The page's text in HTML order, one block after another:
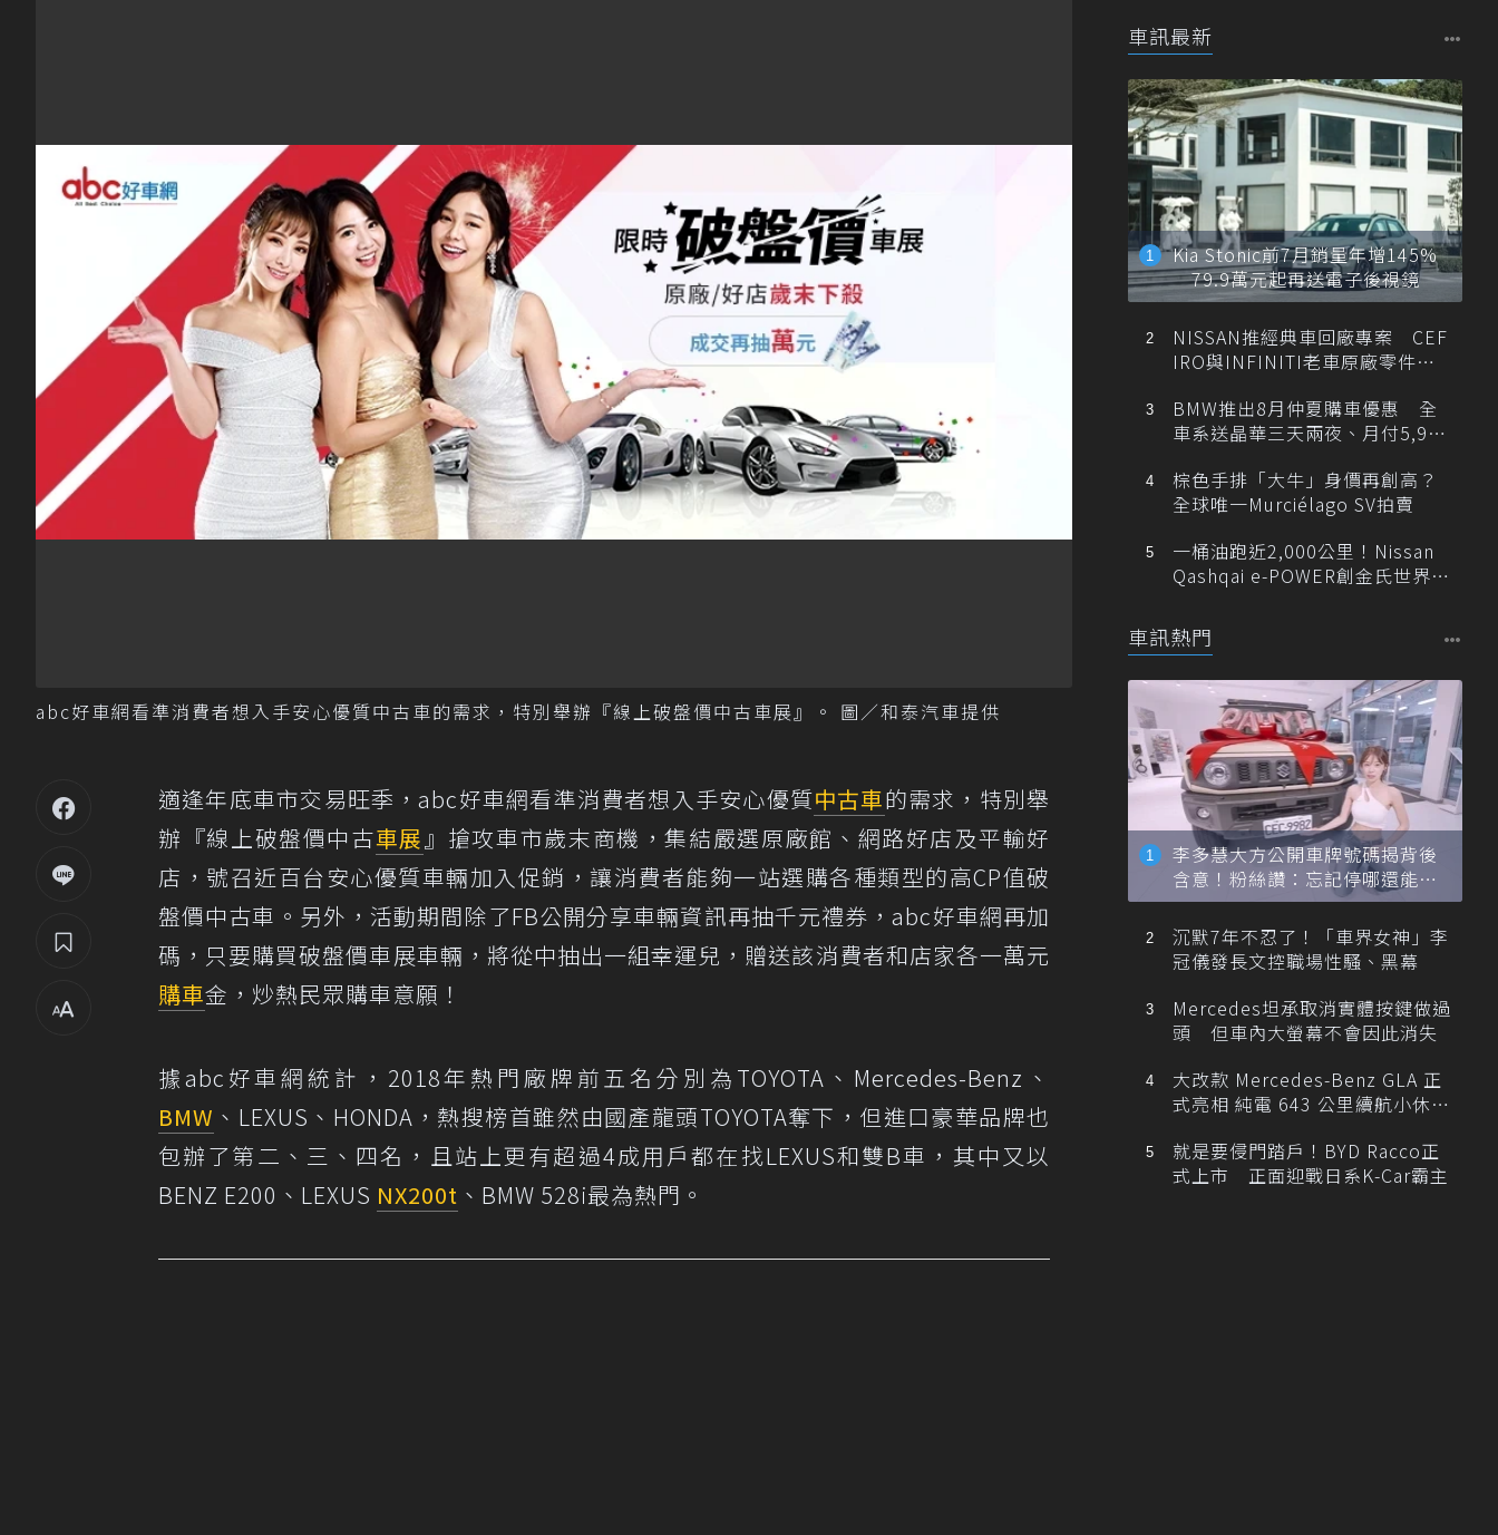
abc好車網看準消費者想入手安心優質中古車的需求，特別舉辦『線上破盤價中古車展』。 圖／和泰汽車提供
適逢年底車市交易旺季，abc好車網看準消費者想入手安心優質中古車的需求，特別舉
辦『線上破盤價中古車展』搶攻車市歲末商機，集結嚴選原廠館、網路好店及平輸好
店，號召近百台安心優質車輛加入促銷，讓消費者能夠一站選購各種類型的高CP值破
盤價中古車。另外，活動期間除了FB公開分享車輛資訊再抽千元禮券，abc好車網再加
碼，只要購買破盤價車展車輛，將從中抽出一組幸運兒，贈送該消費者和店家各一萬元
購車金，炒熱民眾購車意願！
據abc好車網統計，2018年熱門廠牌前五名分別為TOYOTA、Mercedes-Benz、
BMW 、LEXUS、HONDA，熱搜榜首雖然由國產龍頭TOYOTA奪下，但進口豪華品牌也
包辦了第二、三、四名，且站上更有超過4成用戶都在找LEXUS和雙B車，其中又以
BENZ E200、LEXUS NX200t 、BMW 528i最為熱門。
車訊最新
Kia Stonic前7月銷量年增145%
79.9萬元起再送電子後視鏡
NISSAN推經典車回廠專案 CEF
IRO與INFINITI老車原廠零件最
BMW推出8月仲夏購車優惠 全
車系送晶華三天兩夜、月付5,900
棕色手排「大牛」身價再創高？
全球唯一Murciélago SV拍賣
一桶油跑近2,000公里！Nissan
Qashqai e-POWER創金氏世界紀
車訊熱門
李多慧大方公開車牌號碼揭背後
含意！粉絲讚：忘記停哪還能幫
忙找車
沉默7年不忍了！「車界女神」李
冠儀發長文控職場性騷、黑幕
Mercedes坦承取消實體按鍵做過
頭 但車內大螢幕不會因此消失
大改款 Mercedes-Benz GLA 正
式亮相 純電 643 公里續航小休
就是要侵門踏戶！BYD Racco正
式上市 正面迎戰日系K-Car霸主